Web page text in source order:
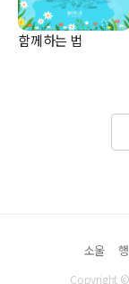
함께하는 법
소울
Copyright ©